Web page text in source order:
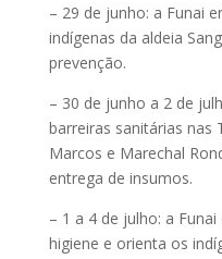
– 29 de junho: a Funai
indígenas da aldeia
prevenção.
– 30 de junho a 2 de
barreiras sanitárias nas
Marcos e Marechal
entrega de insumos.
– 1 a 4 de julho: a
higiene e orienta os